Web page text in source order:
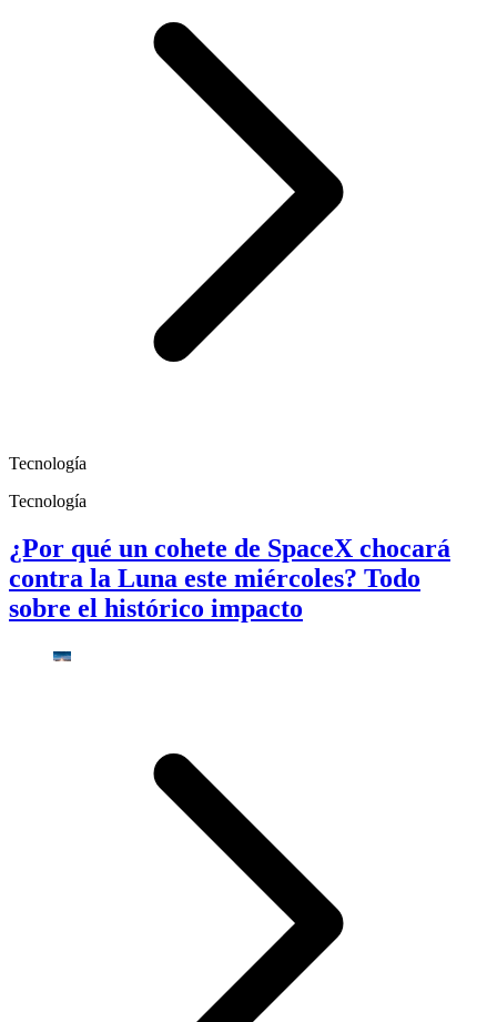
Tecnología
Tecnología
¿Por qué un cohete de SpaceX chocará
contra la Luna este miércoles? Todo
sobre el histórico impacto